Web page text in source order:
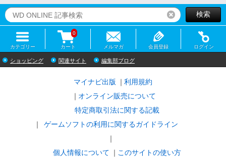
リセット検索
カテゴリー カート
0
メルマガ 会員登録 ログイン
ショッピング 関連サイト 編集部ブログ
マイナビ出版
利用規約
オンライン販売について
特定商取引法に関する記載
ゲームソフトの利用に関するガイドライン
｜
個人情報について
このサイトの使い方